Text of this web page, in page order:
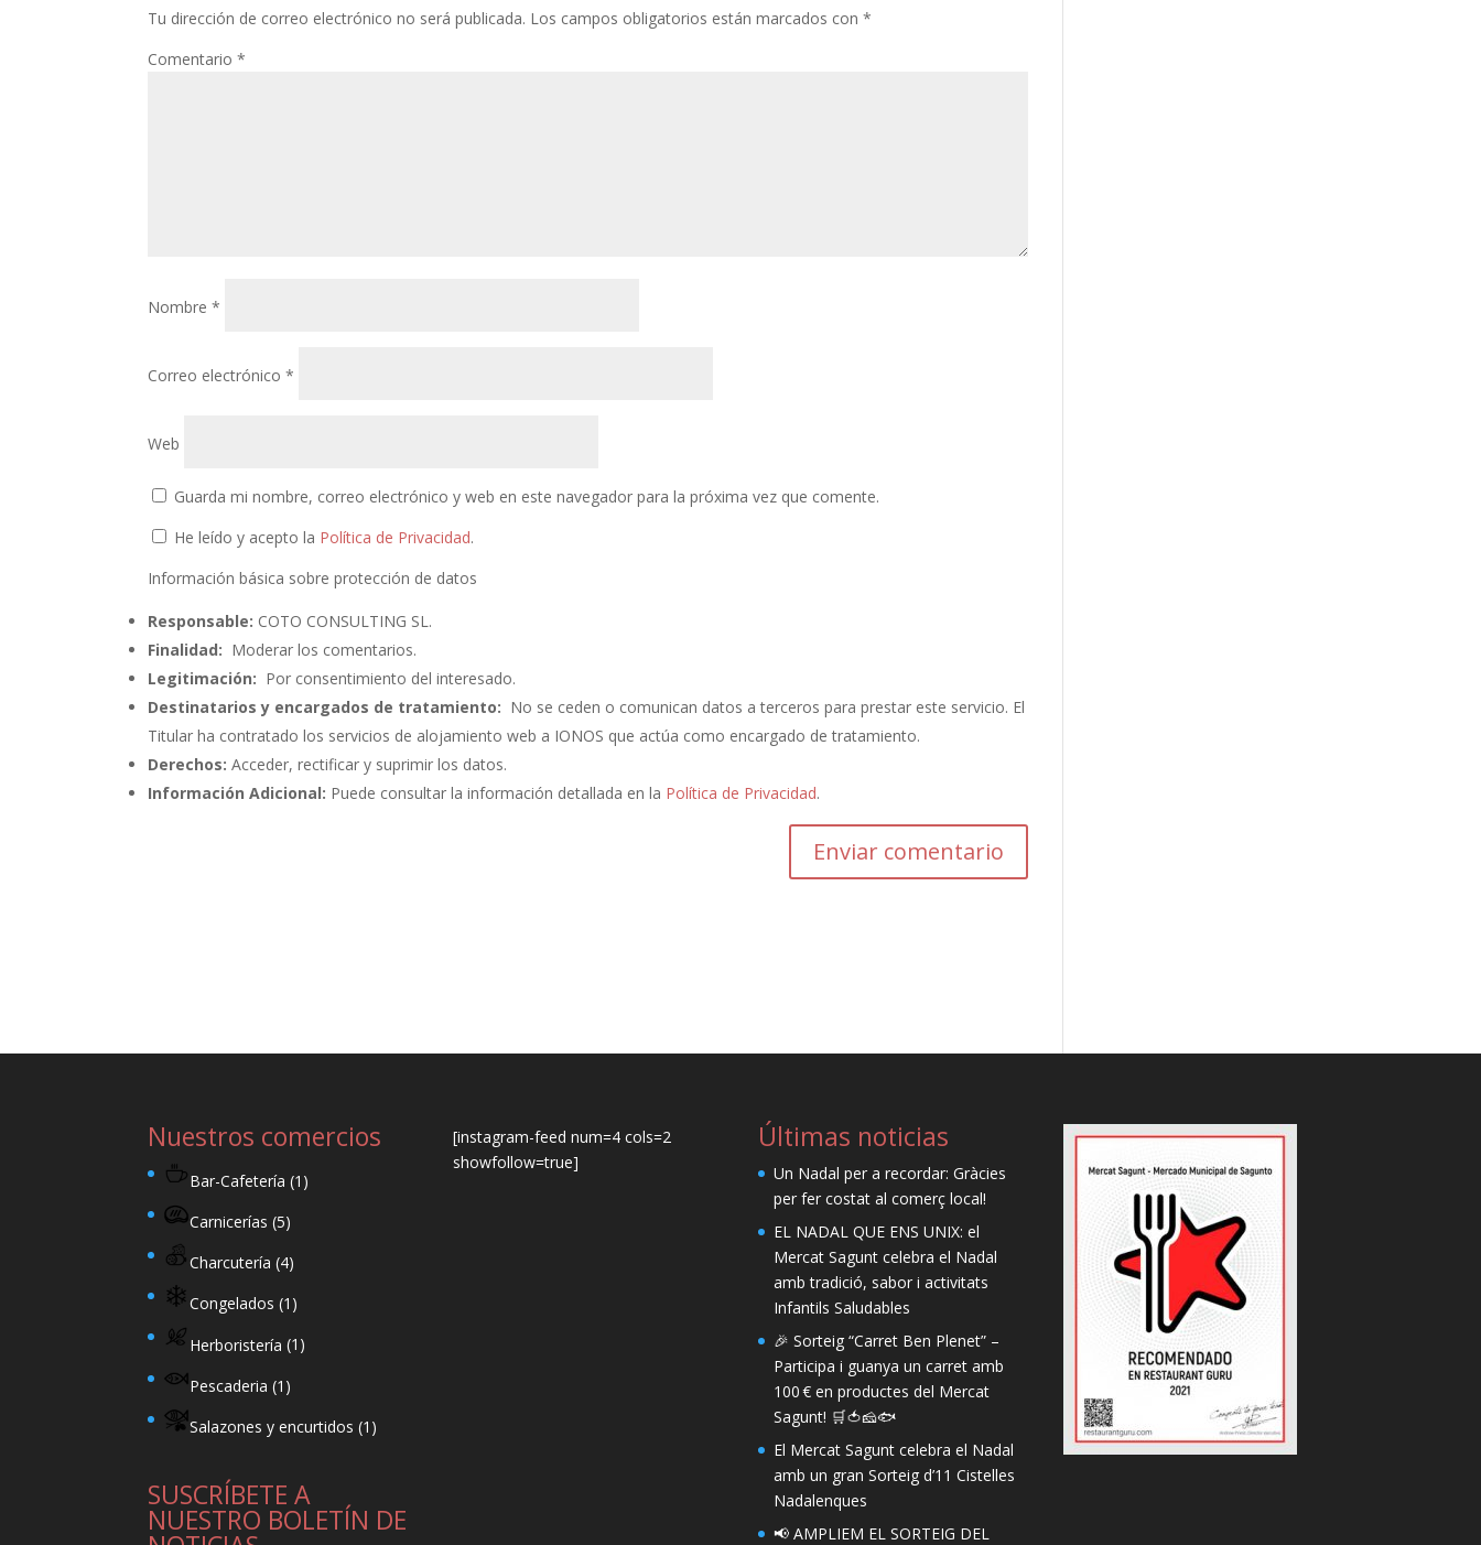
Tu dirección de correo electrónico no será publicada. Los campos obligatorios están marcados con*
Comentario*
Nombre*
Correo electrónico*
Web
Guarda mi nombre, correo electrónico y web en este navegador para la próxima vez que comente.
He leído y acepto la Política de Privacidad.
Información básica sobre protección de datos
Responsable: COTO CONSULTING SL.
Finalidad: Moderar los comentarios.
Legitimación: Por consentimiento del interesado.
Destinatarios y encargados de tratamiento: No se ceden o comunican datos a terceros para prestar este servicio. El
Titular ha contratado los servicios de alojamiento web a IONOS que actúa como encargado de tratamiento.
Derechos: Acceder, rectificar y suprimir los datos.
Información Adicional: Puede consultar la información detallada en la Política de Privacidad.
Nuestros comercios
Bar-Cafetería (1)
Carnicerías (5)
Charcutería (4)
Congelados (1)
Herboristería (1)
Pescaderia (1)
Salazones y encurtidos (1)
SUSCRÍBETE A
NUESTRO BOLETÍN DE
[instagram-feed num=4 cols=2
showfollow=true]
Últimas noticias
Un Nadal per a recordar: Gràcies
per fer costat al comerç local!
EL NADAL QUE ENS UNIX: el
Mercat Sagunt celebra el Nadal
amb tradició, sabor i activitats
Infantils Saludables
🎉 Sorteig “Carret Ben Plenet” –
Participa i guanya un carret amb
100 € en productes del Mercat
Sagunt! 🛒🍅🧀🐟
El Mercat Sagunt celebra el Nadal
amb un gran Sorteig d’11 Cistelles
Nadalenques
📢 AMPLIEM EL SORTEIG DEL